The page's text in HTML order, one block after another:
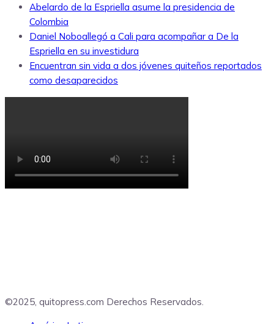
Abelardo de la Espriella asume la presidencia de
Colombia
Daniel Noboallegó a Cali para acompañar a De la
Espriella en su investidura
Encuentran sin vida a dos jóvenes quiteños reportados
como desaparecidos
©2025, quitopress.com Derechos Reservados.